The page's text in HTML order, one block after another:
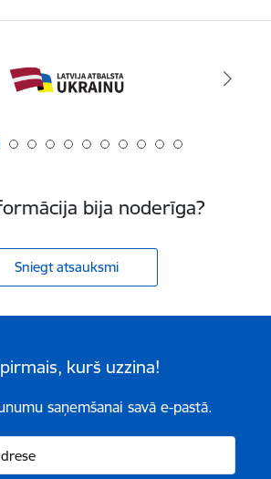
bija noderīga?
Sniegt atsauksmi
kurš uzzina!
saņemšanai savā e-pastā.